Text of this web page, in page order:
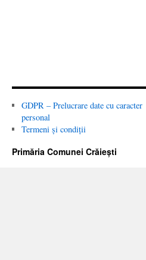
GDPR – Prelucrare date cu caracter
personal
Termeni și condiții
Primăria Comunei Crăiești